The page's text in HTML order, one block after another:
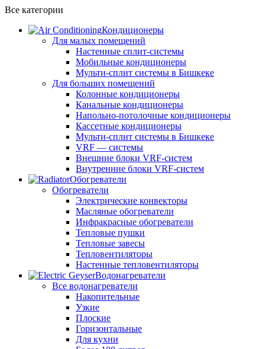
Все категории
Кондиционеры
Для малых помещений
Настенные сплит-системы
Мобильные кондиционеры
Мульти-сплит системы в Бишкеке
Для больших помещений
Колонные кондиционеры
Канальные кондиционеры
Напольно-потолочные кондиционеры
Кассетные кондиционеры
Мульти-сплит системы в Бишкеке
VRF — системы
Внешние блоки VRF-систем
Внутренние блоки VRF-систем
Обогреватели
Обогреватели
Электрические конвекторы
Масляные обогреватели
Инфракрасные обогреватели
Тепловые пушки
Тепловые завесы
Тепловентиляторы
Настенные тепловентиляторы
Водонагреватели
Все водонагреватели
Накопительные
Узкие
Плоские
Горизонтальные
Для кухни